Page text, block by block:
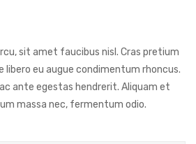
sit amet faucibus nisl. Cras pretium
libero eu augue condimentum rhoncus.
ante egestas hendrerit. Aliquam et
massa nec, fermentum odio.